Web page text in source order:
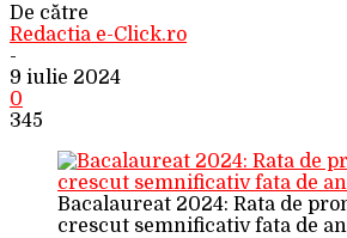
De către
Redactia e-Click.ro
-
9 iulie 2024
0
345
Bacalaureat 2024: Rata de
crescut semnificativ fata de